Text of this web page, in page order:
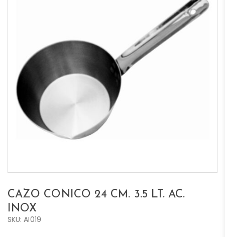
CAZO CONICO 24 CM. 3.5 LT. AC.
INOX
SKU: AI019